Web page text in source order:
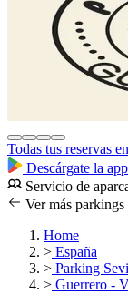
Todas tus reservas
Descárgate la app
Servicio de
Ver más parkings
Home
> España
> Parking
> Guerrero -